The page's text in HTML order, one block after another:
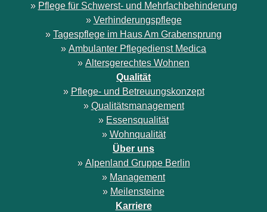
» Pflege für Schwerst- und Mehrfachbehinderung
» Verhinderungspflege
» Tagespflege im Haus Am Grabensprung
» Ambulanter Pflegedienst Medica
» Altersgerechtes Wohnen
Qualität
» Pflege- und Betreuungskonzept
» Qualitätsmanagement
» Essensqualität
» Wohnqualität
Über uns
» Alpenland Gruppe Berlin
» Management
» Meilensteine
Karriere